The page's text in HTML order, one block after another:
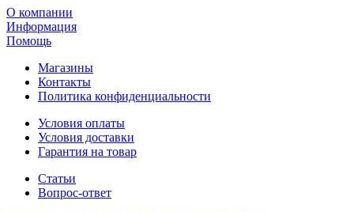
О компании
Информация
Помощь
Магазины
Контакты
Политика конфиденциальности
Условия оплаты
Условия доставки
Гарантия на товар
Статьи
Вопрос-ответ